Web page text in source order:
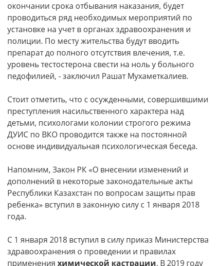
окончании срока отбывания наказания, будет
проводиться ряд необходимых мероприятий по
установке на учет в органах здравоохранения и
полиции. По месту жительства будут вводить
препарат до полного отсутствия влечения, т.е.
уровень тестостерона свести на ноль у больного
педофилией, - заключил Рашат Мухаметкалиев.
Стоит отметить, что с осужденными, совершившими
преступления насильственного характера над
детьми, психологами колонии строгого режима
ДУИС по ВКО проводится также на постоянной
основе индивидуальная психологическая беседа.
Напомним, Закон РК «О внесении изменений и
дополнений в некоторые законодательные акты
Республики Казахстан по вопросам защиты прав
ребенка» вступил в законную силу с 1 января 2018
года.
С 1 января 2018 вступил в силу приказ Министерства
здравоохранения о проведении и правилах
применения химической кастрации. В 2019 году